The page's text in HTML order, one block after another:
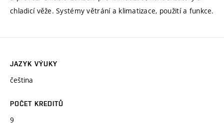
chladicí věže. Systémy větrání a klimatizace, použití a funkce.
JAZYK VÝUKY
čeština
POČET KREDITŮ
9